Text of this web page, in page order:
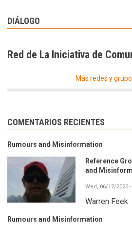
DIÁLOGO
Red de La Iniciativa de
Más redes y
COMENTARIOS RECIENTES
Rumours and Misinformation
Reference
and
Wed, 06/17/2020 -
Warren Feek
Rumours and Misinformation